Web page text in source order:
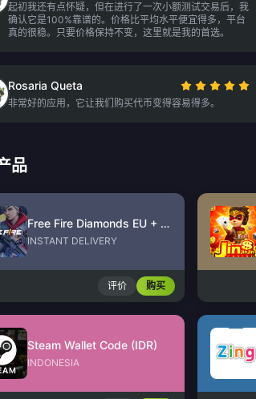
起初我还有点怀疑，但在进行了一次小额测试交易后，我
确认它是100%靠谱的。价格比平均水平便宜得多，平台
真的很稳。只要价格保持不变，这里就是我的首选。
Rosaria Queta
非常好的应用，它让我们购买代币变得容易得多。
品
Free Fire Diamonds EU + TR
INSTANT DELIVERY
评价 购买
Steam Wallet Code (IDR)
INDONESIA